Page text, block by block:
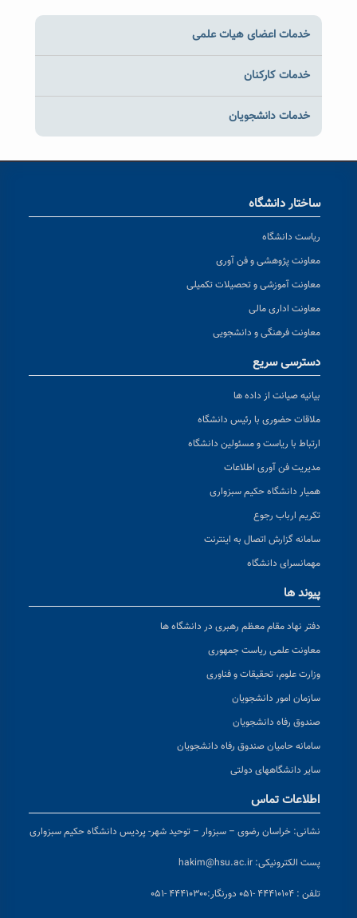
خدمات اعضای هیات علمی
خدمات کارکنان
خدمات دانشجویان
ساختار دانشگاه
ریاست دانشگاه
معاونت پژوهشی و فن آوری
معاونت آموزشی و تحصیلات تکمیلی
معاونت اداری مالی
معاونت فرهنگی و دانشجویی
دسترسی سریع
بیانیه صیانت از داده ها
ملاقات حضوری با رئیس دانشگاه
ارتباط با ریاست و مسئولین دانشگاه
مدیریت فن آوری اطلاعات
همیار دانشگاه حکیم سبزواری
تکریم ارباب رجوع
سامانه گزارش اتصال به اینترنت
مهمانسرای دانشگاه
پیوند ها
دفتر نهاد مقام معظم رهبری در دانشگاه ها
معاونت علمی ریاست جمهوری
وزارت علوم، تحقیقات و فناوری
سازمان امور دانشجویان
صندوق رفاه دانشجویان
سامانه حامیان صندوق رفاه دانشجویان
سایر دانشگاههای دولتی
اطلاعات تماس
نشانی: خراسان رضوی – سبزوار – توحید شهر- پردیس دانشگاه حکیم سبزواری
پست الکترونیکی: hakim@hsu.ac.ir
تلفن : ۴۴۴۱۰۱۰۴ -۰۵۱ دورنگار:۴۴۴۱۰۳۰۰ -۰۵۱